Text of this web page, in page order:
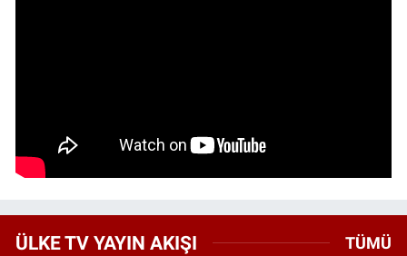
ÜLKE TV YAYIN AKIŞI TÜMÜ